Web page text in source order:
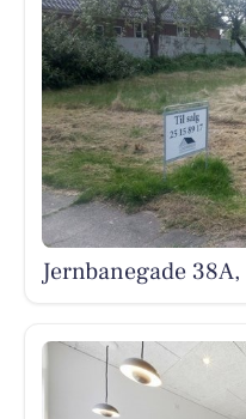
Jernbanegade